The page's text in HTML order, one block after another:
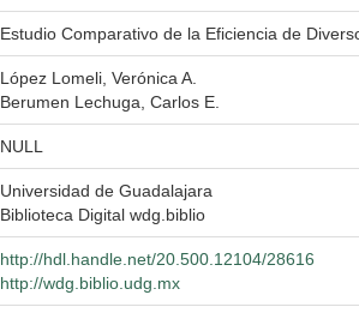
Estudio Comparativo de la Eficiencia de
López Lomeli, Verónica A.
Berumen Lechuga, Carlos E.
NULL
Universidad de Guadalajara
Biblioteca Digital wdg.biblio
http://hdl.handle.net/20.500.12104/28616
http://wdg.biblio.udg.mx